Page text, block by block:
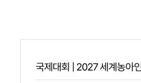
국제대회 | 2027 세계농아